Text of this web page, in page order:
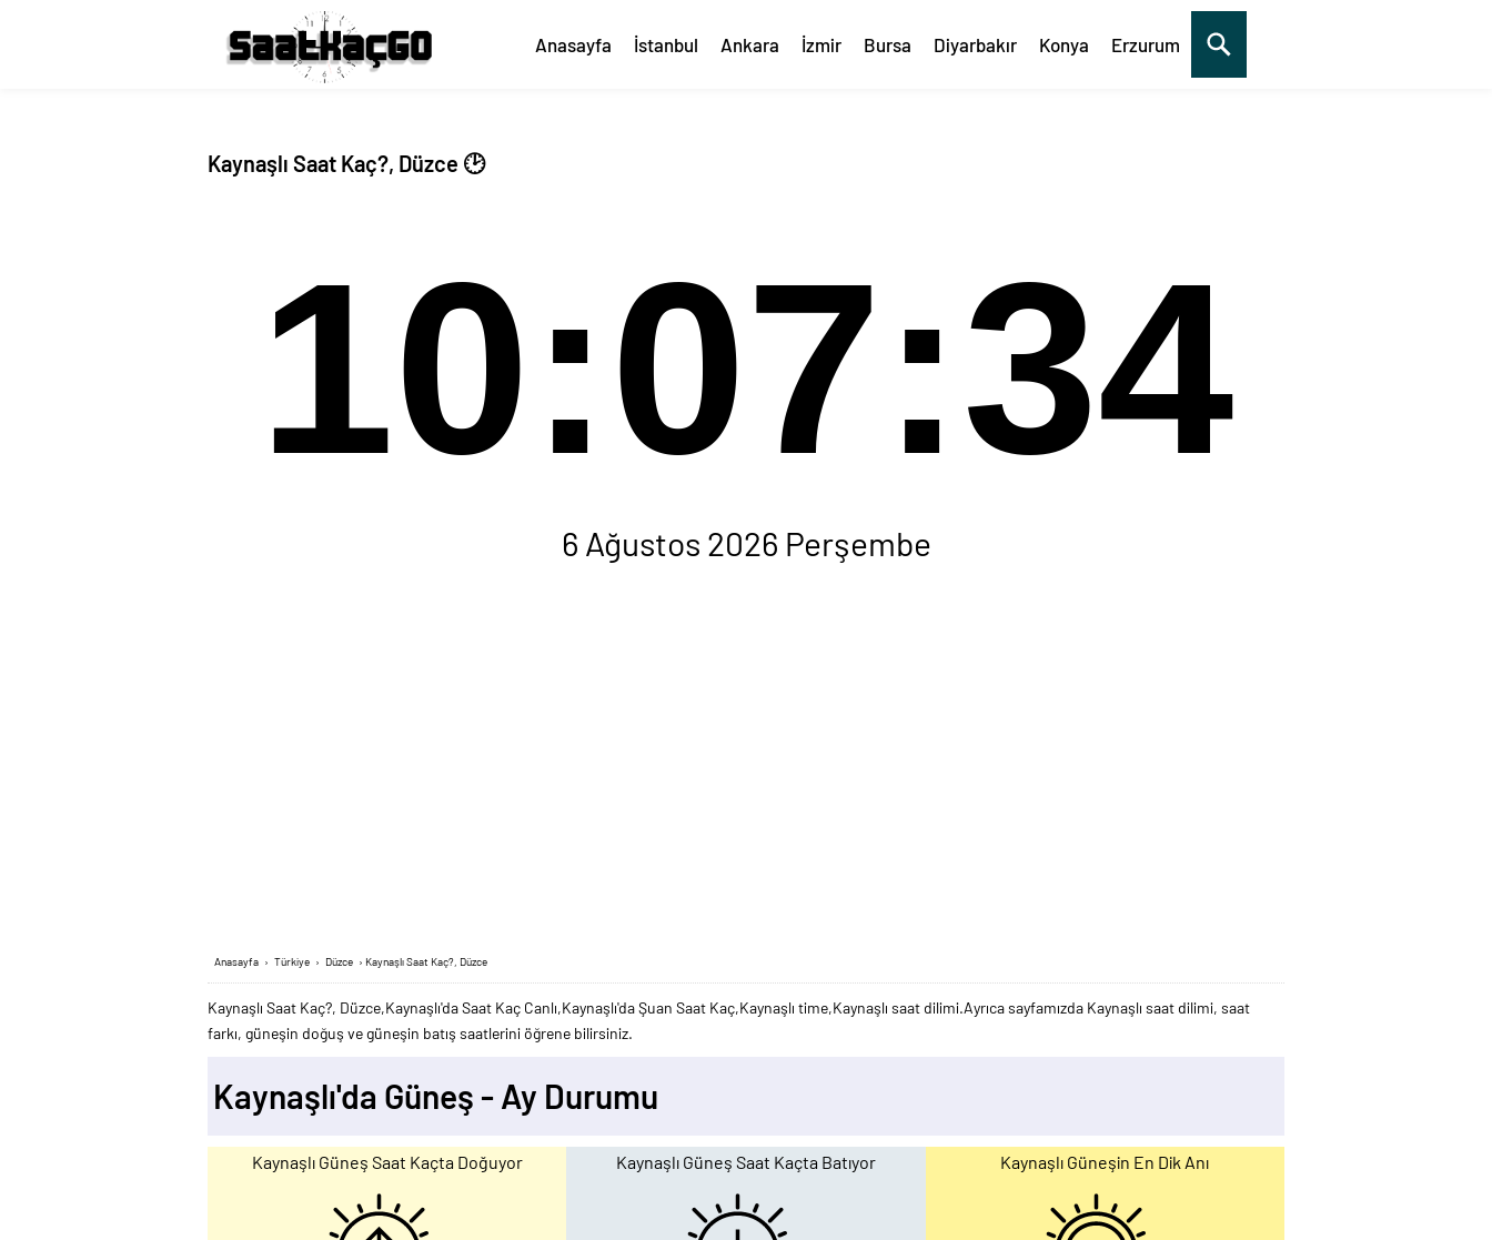
Anasayfa İstanbul Ankara İzmir Bursa Diyarbakır Konya Erzurum
Kaynaşlı Saat Kaç?, Düzce 🕑
10:07:35
6 Ağustos 2026 Perşembe
Anasayfa › Türkiye › Düzce › Kaynaşlı Saat Kaç?, Düzce
Kaynaşlı Saat Kaç?, Düzce,Kaynaşlı'da Saat Kaç Canlı,Kaynaşlı'da Şuan Saat Kaç,Kaynaşlı time,Kaynaşlı saat dilimi.Ayrıca sayfamızda Kaynaşlı saat dilimi, saat
farkı, güneşin doğuş ve güneşin batış saatlerini öğrene bilirsiniz.
Kaynaşlı'da Güneş - Ay Durumu
Kaynaşlı Güneş Saat Kaçta Doğuyor Kaynaşlı Güneş Saat Kaçta Batıyor Kaynaşlı Güneşin En Dik Anı